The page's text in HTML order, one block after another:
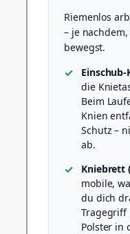
Riemenlos
– je
bewegst.
die
Beim
Knien
Schutz –
ab.
Kniebrett
mobile,
du dich
Tragegriff
Polster in